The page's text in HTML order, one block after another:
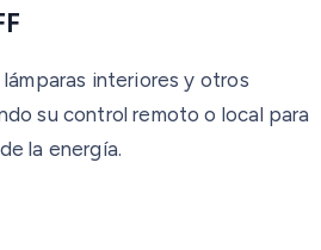
interiores y otros
su control remoto o local para
la energía.